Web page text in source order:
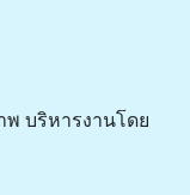
บริหารงานโดย